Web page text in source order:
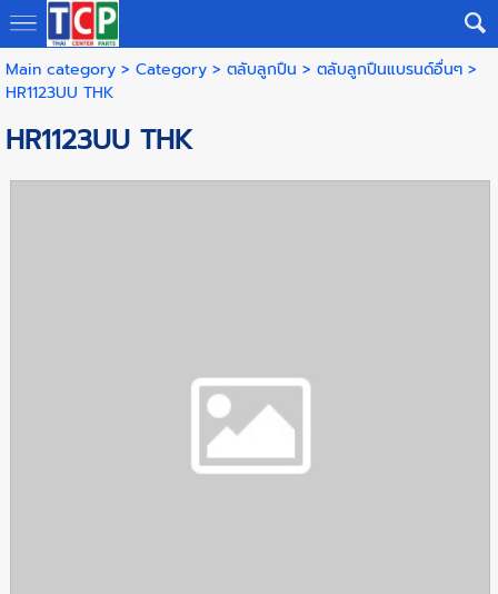
Main category> Category> ตลับลูกปืน > ตลับลูกปืนแบรนด์อื่นๆ>
HR1123UU THK
HR1123UU THK